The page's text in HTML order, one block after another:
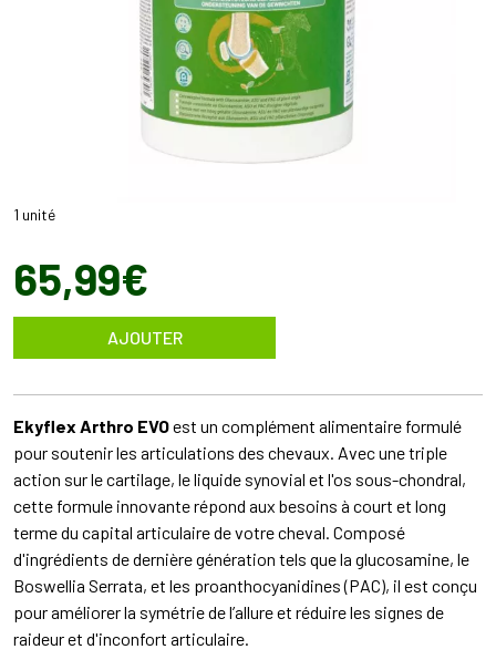
1 unité
65,99€
AJOUTER
Ekyflex Arthro EVOest un complément alimentaire formulé
pour soutenir les articulations des chevaux. Avec une triple
action sur le cartilage, le liquide synovial et l'os sous-chondral,
cette formule innovante répond aux besoins à court et long
terme du capital articulaire de votre cheval. Composé
d'ingrédients de dernière génération tels que la glucosamine, le
Boswellia Serrata, et les proanthocyanidines (PAC), il est conçu
pour améliorer la symétrie de l’allure et réduire les signes de
raideur et d'inconfort articulaire.